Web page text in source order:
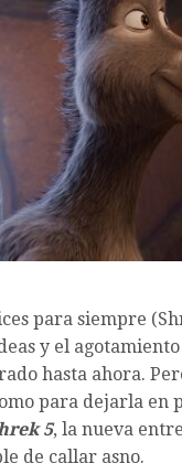
para siempre
y el
hasta ahora.
para dejarla
5, la nueva
de callar asno.